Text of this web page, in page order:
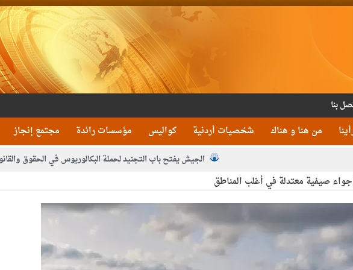
بنا
من هنا و هناك شخصيات أردنية كواليس مؤسسات رائدة مجتمع إنجاز
الجيش يفتح باب التجنيد لحملة البكالوريوس في الحقوق
الأمن يتلف 16 مليون حبة كبتاجون و1480 كغم مواد مخدرة
القاضي يلتقي رؤساء تحرير الصحف اليومية ويؤكد حرص مجلس النواب على شراكة فاعلة
الملك يلتقي مجموعة من رفاق السلاح
الملك يتلقى اتصالا هاتفيا من العاهل البحريني
صيفية معتدلة في أغلب المناطق